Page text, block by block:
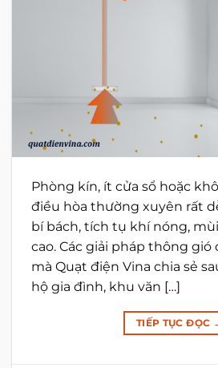
Phòng kín, ít cửa sổ hoặc
điều hòa thường xuyên rất
bí bách, tích tụ khí nóng,
cao. Các giải pháp thông
mà Quạt điện Vina chia sẻ
hộ gia đình, khu văn […]
TIẾP TỤC ĐỌC